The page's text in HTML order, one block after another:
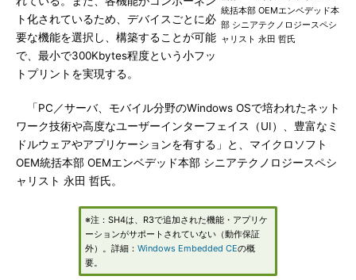
統括本部 OEMエンベデッド本
部 シニアテクノロジースペシ
ャリスト 永田 哲氏
ト化されているため、デバイスごとに必
要な機能を選択し、構築することが可能
で、最小で300Kbytes程度という小フッ
トプリントを実現する。
「PC／サーバ、モバイル分野のWindows OSで培われたネット
ワーク技術や高度なユーザーインターフェイス（UI）、豊富なミ
ドルウェアやアプリケーションを有する」と、マイクロソフト
OEM統括本部 OEMエンベデッド本部 シニアテクノロジースペシ
ャリスト 永田 哲氏。
※注：SH4は、R3で追加された機能・アプリケ
ーションがサポートされていない（動作保証
外）。詳細： Windows Embedded CEの概
要。